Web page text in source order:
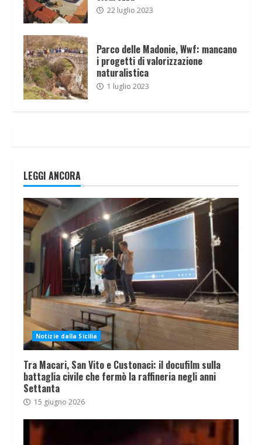
22 luglio 2023
Parco delle Madonie, Wwf: mancano
i progetti di valorizzazione
naturalistica
1 luglio 2023
LEGGI ANCORA
Notizie dalla Sicilia
Tra Macari, San Vito e Custonaci: il docufilm sulla
battaglia civile che fermò la raffineria negli anni
Settanta
15 giugno 2026